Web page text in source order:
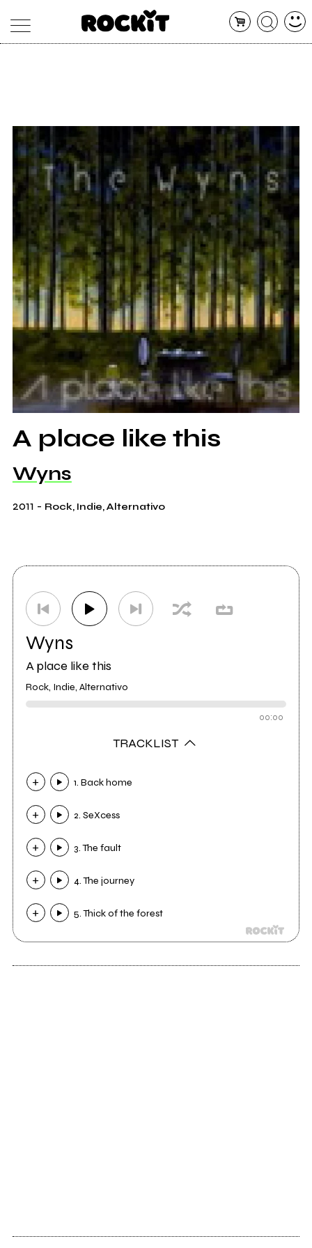
ARTISTI
CONCERTI
SHOP
RADIO
A place like this
Wyns
2011 - Rock, Indie, Alternativo
Wyns
A place like this
Rock, Indie, Alternativo
00:00
TRACKLIST
1. Back home
2. SeXcess
3. The fault
4. The journey
5. Thick of the forest